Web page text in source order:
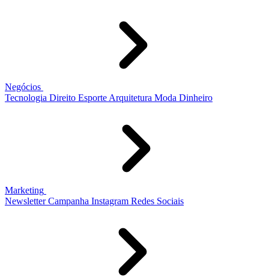
Negócios
Tecnologia Direito Esporte Arquitetura Moda Dinheiro
Marketing
Newsletter Campanha Instagram Redes Sociais